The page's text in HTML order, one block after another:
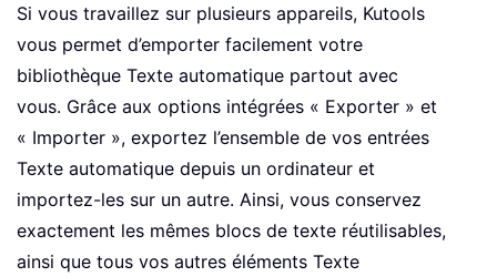
Si vous travaillez sur plusieurs appareils, Kutools
vous permet d’emporter facilement votre
bibliothèque Texte automatique partout avec
vous. Grâce aux options intégrées « Exporter » et
« Importer », exportez l’ensemble de vos entrées
Texte automatique depuis un ordinateur et
importez-les sur un autre. Ainsi, vous conservez
exactement les mêmes blocs de texte réutilisables,
ainsi que tous vos autres éléments Texte